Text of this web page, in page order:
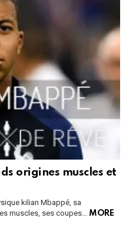
origines muscles et
kilian Mbappé, sa
muscles, ses coupes…
MORE